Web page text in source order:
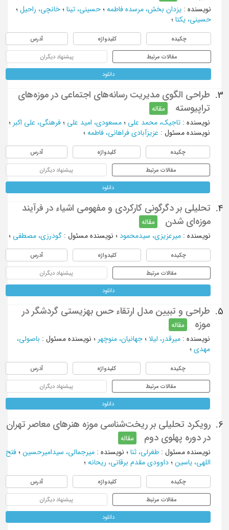
نویسنده: یزدان بخش، مرسده فاطمه؛ حسینی، تینا؛ خانچی، راحیل ؛
حسینی، یکتا؛
چکیده کلیدواژه آدرس
مقالات مرتبط پیشنهاد دیگران
دانلود
3.
طراحی الگوی مدیریت رسانه‌های اجتماعی در موزه‌های
تراپیوسته
مقاله
نویسنده: تاجیک، محمد علی ؛ مسعودی، امید علی ؛ فرهنگی، علی اکبر؛
نویسنده مسئول : عزیزآبادی فراهانی، فاطمه؛
چکیده کلیدواژه آدرس
مقالات مرتبط پیشنهاد دیگران
دانلود
4.
تحلیلی بر دگرگونی کارکردی و مفهومی اشیاء در فرآیند
موزه‌ای شدن
مقاله
نویسنده: میرعزیزی، سیدمحمود؛ نویسنده مسئول : گودرزی، مصطفی ؛
چکیده کلیدواژه آدرس
مقالات مرتبط پیشنهاد دیگران
دانلود
5.
طراحی و تبیین مدل ارتقاء حس بهزیستی گردشگر در
موزه‌
مقاله
نویسنده: میرقدر، لیلا؛ جهانیان، منوچهر؛ نویسنده مسئول : باصولی،
مهدی؛
چکیده کلیدواژه آدرس
مقالات مرتبط پیشنهاد دیگران
دانلود
6.
رویکرد تحلیلی بر ریخت‌شناسی موزه هنرهای معاصر تهران
در دوره پهلوی دوم
مقاله
نویسنده مسئول : طغرلی، ثنا؛ نویسنده: میرجمالی، سیدامیرحسین؛ فتح
اللهی، یاسین؛ داوودی مقدم برقانی، ریحانه؛
چکیده کلیدواژه آدرس
مقالات مرتبط پیشنهاد دیگران
دانلود